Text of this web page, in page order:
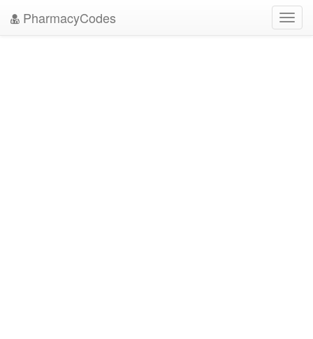
PharmacyCodes